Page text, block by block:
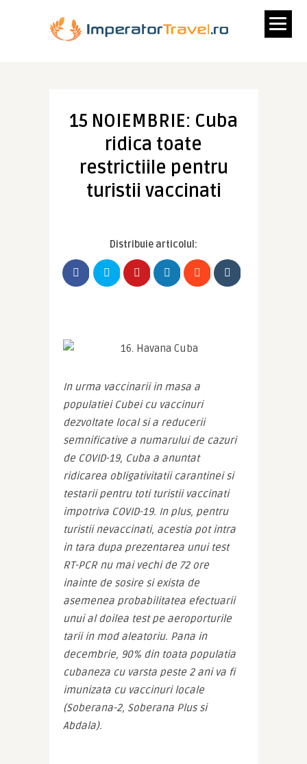
15 NOIEMBRIE: Cuba
ridica toate
restrictiile pentru
turistii vaccinati
Distribuie articolul:
In urma vaccinarii in masa a
populatiei Cubei cu vaccinuri
dezvoltate local si a reducerii
semnificative a numarului de cazuri
de COVID-19, Cuba a anuntat
ridicarea obligativitatii carantinei si
testarii pentru toti turistii vaccinati
impotriva COVID-19. In plus, pentru
turistii nevaccinati, acestia pot intra
in tara dupa prezentarea unui test
RT-PCR nu mai vechi de 72 ore
inainte de sosire si exista de
asemenea probabilitatea efectuarii
unui al doilea test pe aeroporturile
tarii in mod aleatoriu. Pana in
decembrie, 90% din toata populatia
cubaneza cu varsta peste 2 ani va fi
imunizata cu vaccinuri locale
(Soberana-2, Soberana Plus si
Abdala).